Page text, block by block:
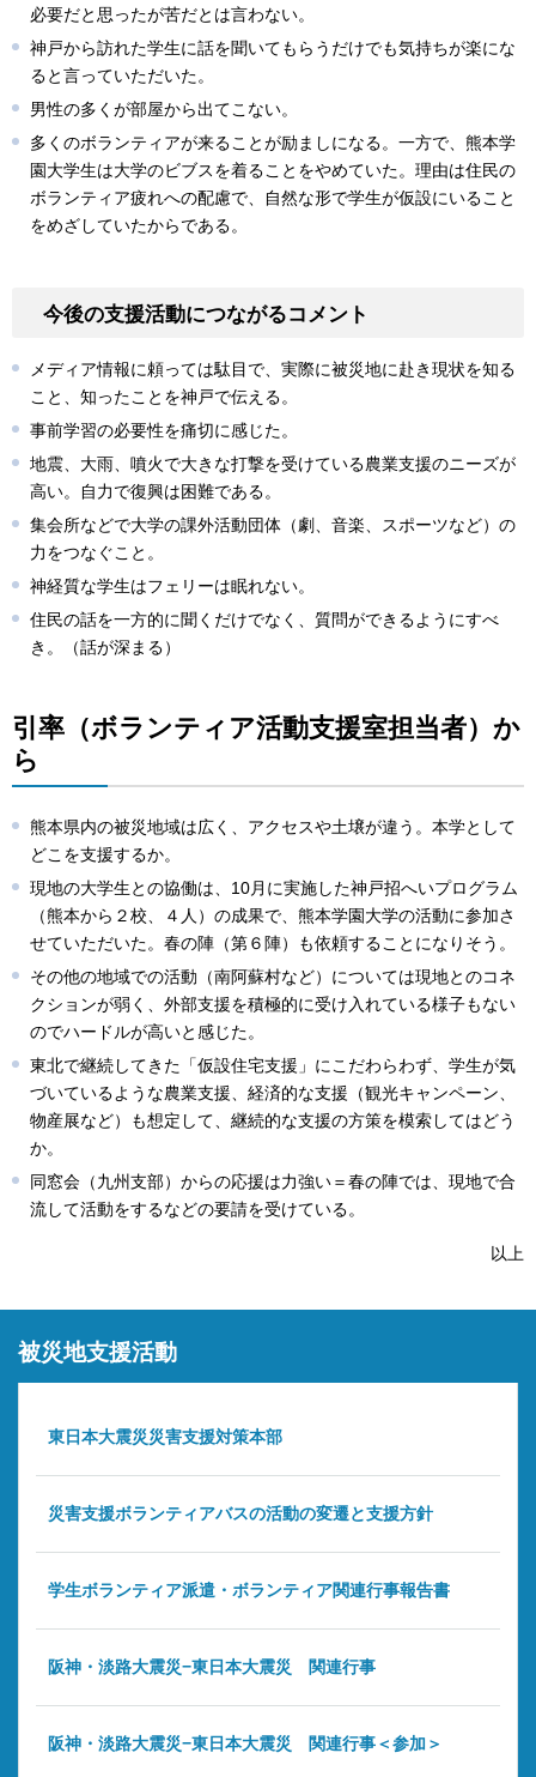
必要だと思ったが苦だとは言わない。
神戸から訪れた学生に話を聞いてもらうだけでも気持ちが楽にな
ると言っていただいた。
男性の多くが部屋から出てこない。
多くのボランティアが来ることが励ましになる。一方で、熊本学
園大学生は大学のビブスを着ることをやめていた。理由は住民の
ボランティア疲れへの配慮で、自然な形で学生が仮設にいること
をめざしていたからである。
今後の支援活動につながるコメント
メディア情報に頼っては駄目で、実際に被災地に赴き現状を知る
こと、知ったことを神戸で伝える。
事前学習の必要性を痛切に感じた。
地震、大雨、噴火で大きな打撃を受けている農業支援のニーズが
高い。自力で復興は困難である。
集会所などで大学の課外活動団体（劇、音楽、スポーツなど）の
力をつなぐこと。
神経質な学生はフェリーは眠れない。
住民の話を一方的に聞くだけでなく、質問ができるようにすべ
き。（話が深まる）
引率（ボランティア活動支援室担当者）か
ら
熊本県内の被災地域は広く、アクセスや土壌が違う。本学として
どこを支援するか。
現地の大学生との協働は、10月に実施した神戸招へいプログラム
（熊本から２校、４人）の成果で、熊本学園大学の活動に参加さ
せていただいた。春の陣（第６陣）も依頼することになりそう。
その他の地域での活動（南阿蘇村など）については現地とのコネ
クションが弱く、外部支援を積極的に受け入れている様子もない
のでハードルが高いと感じた。
東北で継続してきた「仮設住宅支援」にこだわらわず、学生が気
づいているような農業支援、経済的な支援（観光キャンペーン、
物産展など）も想定して、継続的な支援の方策を模索してはどう
か。
同窓会（九州支部）からの応援は力強い＝春の陣では、現地で合
流して活動をするなどの要請を受けている。
以上
被災地支援活動
東日本大震災災害支援対策本部
災害支援ボランティアバスの活動の変遷と支援方針
学生ボランティア派遣・ボランティア関連行事報告書
阪神・淡路大震災−東日本大震災 関連行事
阪神・淡路大震災−東日本大震災 関連行事＜参加＞